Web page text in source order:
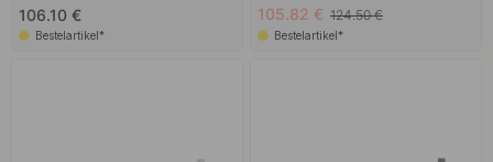
106.10 €
Bestelartikel*
105.82 € 124.50 €
Bestelartikel*